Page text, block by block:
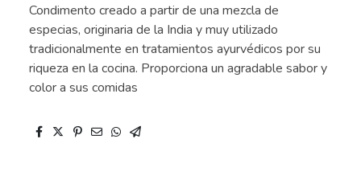
Condimento creado a partir de una mezcla de
especias, originaria de la India y muy utilizado
tradicionalmente en tratamientos ayurvédicos por su
riqueza en la cocina. Proporciona un agradable sabor y
color a sus comidas